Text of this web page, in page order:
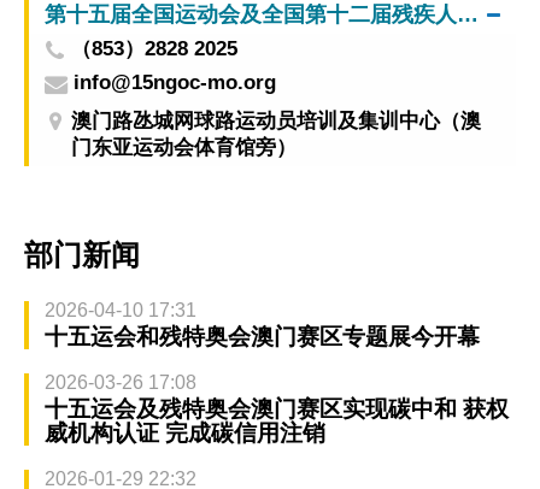
第十五届全国运动会及全国第十二届残疾人运动会暨第九届特殊奥林匹克运动会澳门赛区筹备办公室
（853）2828 2025
info@15ngoc-mo.org
澳门路氹城网球路运动员培训及集训中心（澳
门东亚运动会体育馆旁）
部门新闻
2026-04-10 17:31
十五运会和残特奥会澳门赛区专题展今开幕
2026-03-26 17:08
十五运会及残特奥会澳门赛区实现碳中和 获权
威机构认证 完成碳信用注销
2026-01-29 22:32